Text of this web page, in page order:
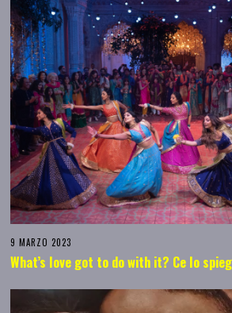
9 MARZO 2023
What’s love got to do with it? Ce lo